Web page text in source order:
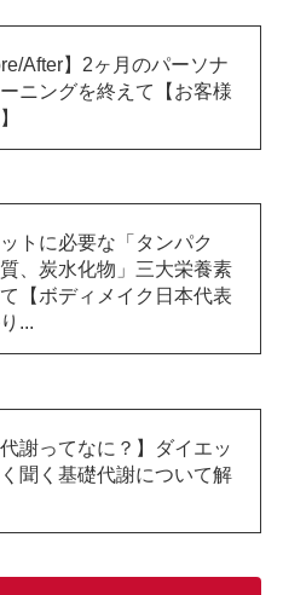
After】2ヶ月のパーソナ
ニングを終えて【お客様
トに必要な「タンパク
、炭水化物」三大栄養素
【ボディメイク日本代表
...
代謝ってなに？】ダイエッ
く聞く基礎代謝について解